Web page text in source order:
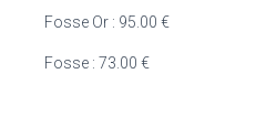
Fosse Or : 95.00 €
Fosse : 73.00 €